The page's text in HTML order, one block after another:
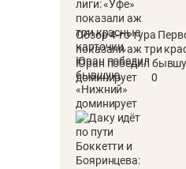
Обзор 4-го тура
показали аж три
Юран победил
доминирует
0